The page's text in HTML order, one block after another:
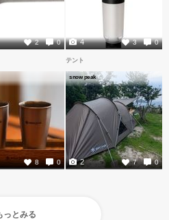
2 0 3 0
4
8 0
テント
snow peak
7 0
2
っとみる